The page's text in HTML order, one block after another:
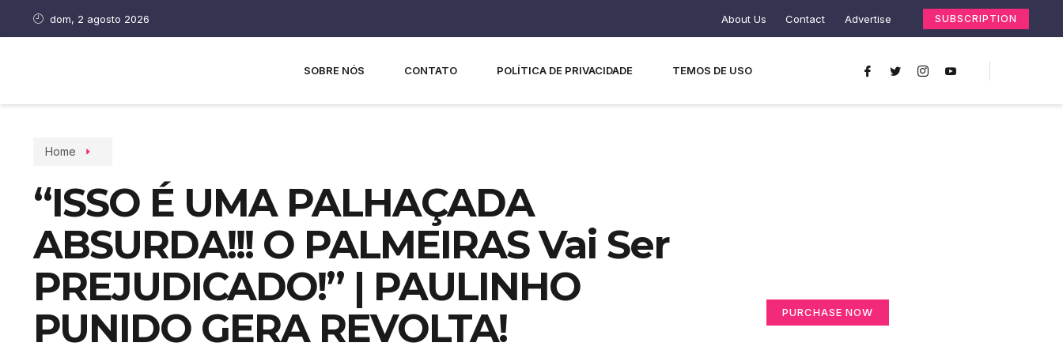
dom, 2 agosto 2026 About Us Contact Advertise SUBSCRIPTION
SOBRE NÓS CONTATO POLÍTICA DE PRIVACIDADE TEMOS DE USO
Home
“ISSO É UMA PALHAÇADA
ABSURDA!!! O PALMEIRAS Vai Ser
PREJUDICADO!” | PAULINHO
PUNIDO GERA REVOLTA!
PURCHASE NOW